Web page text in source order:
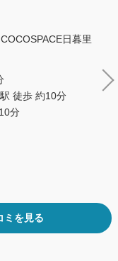
日暮里
徒歩 約10分
分
ミを見る